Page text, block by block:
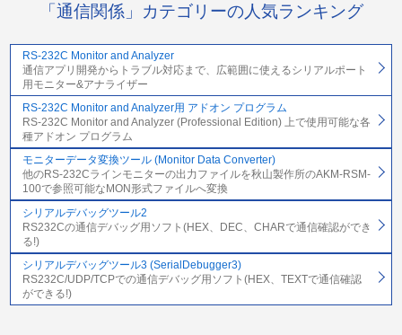
「通信関係」カテゴリーの人気ランキング
RS-232C Monitor and Analyzer
通信アプリ開発からトラブル対応まで、広範囲に使えるシリアルポート
用モニター&アナライザー
RS-232C Monitor and Analyzer用 アドオン プログラム
RS-232C Monitor and Analyzer (Professional Edition) 上で使用可能な各
種アドオン プログラム
モニターデータ変換ツール (Monitor Data Converter)
他のRS-232Cラインモニターの出力ファイルを秋山製作所のAKM-RSM-
100で参照可能なMON形式ファイルへ変換
シリアルデバッグツール2
RS232Cの通信デバッグ用ソフト(HEX、DEC、CHARで通信確認ができ
る!)
シリアルデバッグツール3 (SerialDebugger3)
RS232C/UDP/TCPでの通信デバッグ用ソフト(HEX、TEXTで通信確認
ができる!)